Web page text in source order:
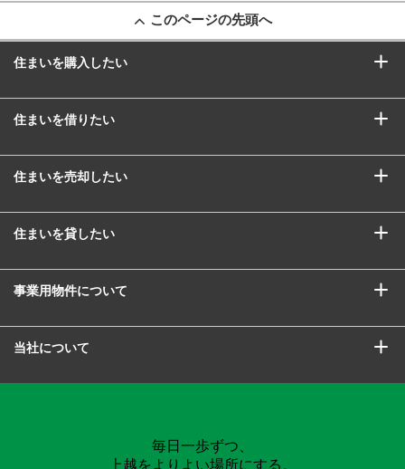
このページの先頭へ
住まいを購入したい
住まいを借りたい
住まいを売却したい
住まいを貸したい
事業用物件について
当社について
毎日一歩ずつ、
上越をよりよい場所にする。